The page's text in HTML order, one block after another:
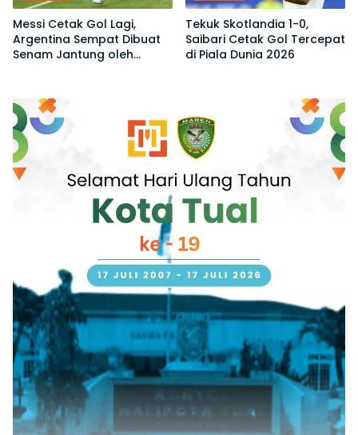
Messi Cetak Gol Lagi,
Argentina Sempat Dibuat
Senam Jantung oleh
Tekuk Skotlandia 1-0,
Saibari Cetak Gol Tercepat
di Piala Dunia 2026